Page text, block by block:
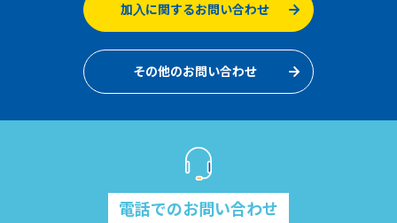
加入に関するお問い合わせ
その他のお問い合わせ
電話でのお問い合わせ